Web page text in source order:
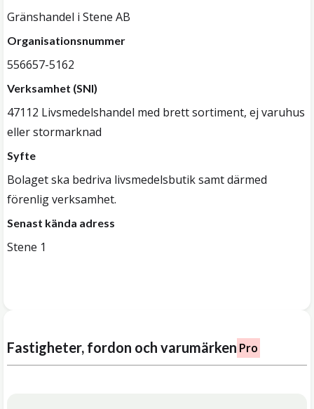
Gränshandel i Stene AB
Organisationsnummer
556657-5162
Verksamhet (SNI)
47112 Livsmedelshandel med brett sortiment, ej varuhus
eller stormarknad
Syfte
Bolaget ska bedriva livsmedelsbutik samt därmed
förenlig verksamhet.
Senast kända adress
Stene 1
Fastigheter, fordon och varumärken Pro